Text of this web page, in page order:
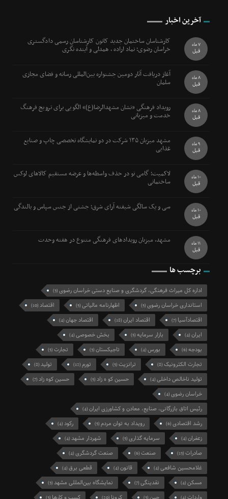
آخرین اخبار
کارشناسان ساختمان جدید کانون کارشناسان رسمی دادگستری
خراسان رضوی؛ نماد اراده ، همدلی و آینده نگری 7 ماه
قبل
آغاز دریافت آثار دومین جشنواره بین‌المللی رسانه و فضای مجازی
سلمان 8 ماه
قبل
رویداد فرهنگی «نشان مشهدالرضا(ع)» الگویی برای ترویج فرهنگ
خدمت و میزبانی 8 ماه
قبل
مشهد میزبان ۱۳۵ شرکت در دو نمایشگاه تخصصی چاپ و صنایع
غذایی 9 ماه
قبل
لاکمیت؛ گامی نو در حذف واسطه‌ها و عرضه مستقیم کالاهای لوکس
ساختمانی 10 ماه
قبل
سی و یک سالگی شیفته آرای شرق؛ جشنی از جنس سپاس و بالندگی 10 ماه
قبل
مشهد، میزبان رویدادهای فرهنگی متنوع در هفته وحدت 11 ماه
قبل
برچسب ها
اداره کل میراث فرهنگی، گردشگری و صنایع دستی خراسان رضوی(3)
استانداری خراسان رضوی(5) اظهارنامه مالیاتی(5) اقتصاد(10)
اقتصادآسیا (7) اقتصاد ایران(18) اقتصاد جهان(4)
ایران(4) بازار سرمایه(5) بخش خصوصی(4)
بودجه(6) بورس(4) تاجیکستان(3) تجارت(5)
تجارت الکترونیک(8) ترانزیت(5) تورم(12) تولید(8)
تولید ناخالص داخلی(4) حسین کو ه زاد(5) حسین کوه زاد(7)
خراسان رضوی(4)
رئیس اتاق بازرگانی، صنایع، معادن و کشاورزی ایران(4)
رشد اقتصادی(6) رویداد به توان مردم(5) رکود(4)
زعفران(4) سرمایه گذاری(5) شهردار مشهد(4)
صادرات(13) صنعت(6) صنعت گردشگری(4)
غلامحسین شافعی(4) قانون(4) قطعی برق(4)
مسکن(4) نقدینگی(7) نمایشگاه بین‌المللی مشهد(3)